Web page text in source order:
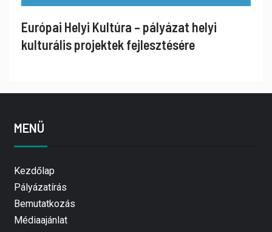
Európai Helyi Kultúra – pályázat helyi
kulturális projektek fejlesztésére
MENÜ
Kezdőlap
Pályázatírás
Bemutatkozás
Médiaajánlat